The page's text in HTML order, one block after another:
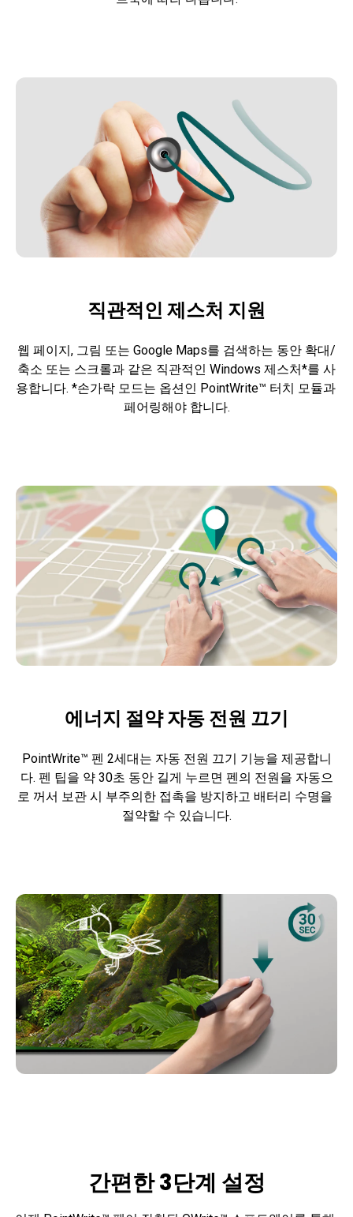
직관적인 제스처 지원
웹 페이지, 그림 또는 Google Maps를 검색하는 동안 확대/
축소 또는 스크롤과 같은 직관적인 Windows 제스처*를 사
용합니다. *손가락 모드는 옵션인 PointWrite™ 터치 모듈과
페어링해야 합니다.
에너지 절약 자동 전원 끄기
PointWrite™ 펜 2세대는 자동 전원 끄기 기능을 제공합니
다. 펜 팁을 약 30초 동안 길게 누르면 펜의 전원을 자동으
로 꺼서 보관 시 부주의한 접촉을 방지하고 배터리 수명을
절약할 수 있습니다.
간편한 3단계 설정